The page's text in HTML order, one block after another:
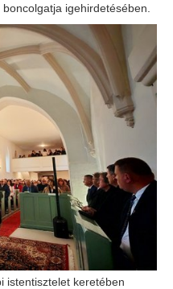
igehirdetésében.
istentisztelet keretében